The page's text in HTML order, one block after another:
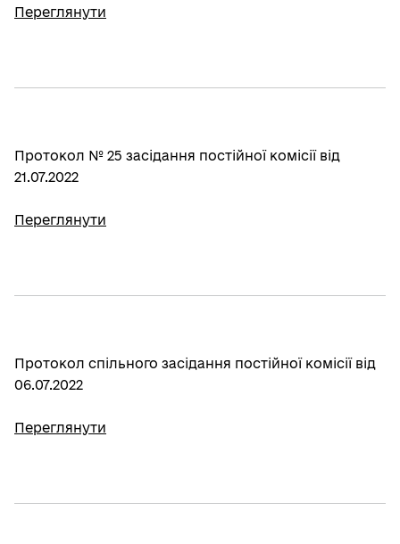
Переглянути
Протокол № 25 засідання постійної комісії від
21.07.2022
Переглянути
Протокол спільного засідання постійної комісії від
06.07.2022
Переглянути